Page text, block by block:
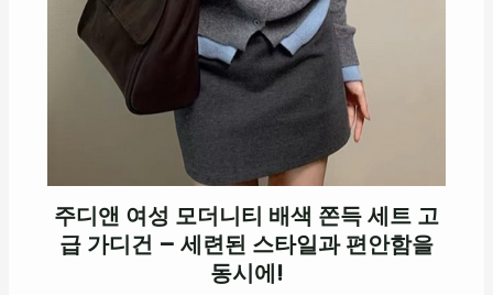
주디앤 여성 모더니티 배색 쫀득 세트 고
급 가디건 – 세련된 스타일과 편안함을
동시에!